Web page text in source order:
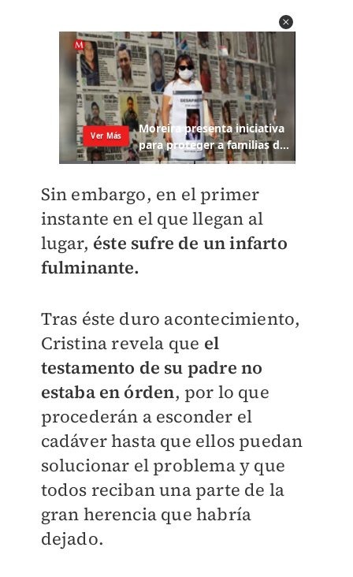
Sin embargo, en el primer
instante en el que llegan al
lugar, éste sufre de un infarto
fulminante.
Tras éste duro acontecimiento,
Cristina revela que el
testamento de su padre no
estaba en órden, por lo que
procederán a esconder el
cadáver hasta que ellos puedan
solucionar el problema y que
todos reciban una parte de la
gran herencia que habría
dejado.